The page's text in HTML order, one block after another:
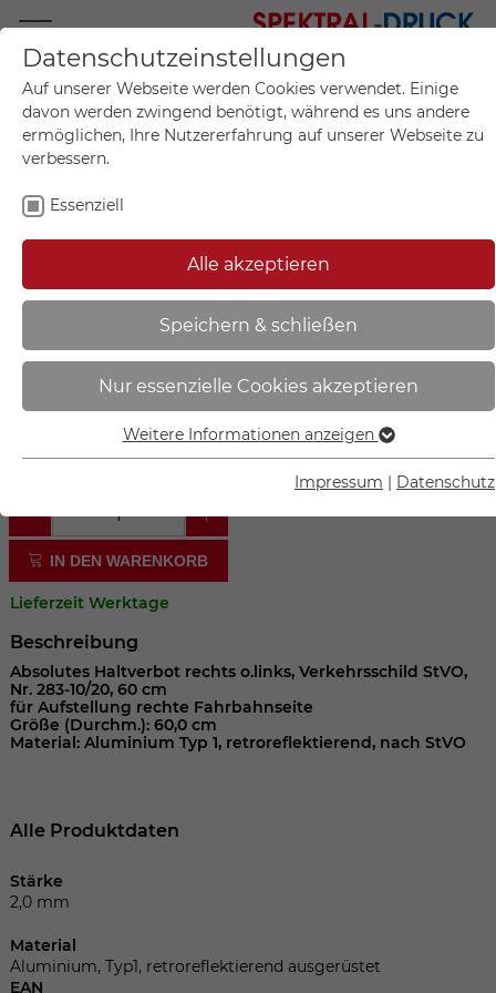
Mo.-Fr. 09:00-17:00
+49 (0)711 55 75 25
Mein Konto
Mein Warenkorb
Sie sind hier: Start
Verkehrsschild | Absolutes
Haltverbot Anfang / Ende VZ: 283-
10 - 53.5710
IN DEN WARENKORB
Lieferzeit Werktage
Beschreibung
Absolutes Haltverbot rechts o.links, Verkehrsschild StVO,
Nr. 283-10/20, 60 cm
für Aufstellung rechte Fahrbahnseite
Größe (Durchm.): 60,0 cm
Material: Aluminium Typ 1, retroreflektierend, nach StVO
Alle Produktdaten
Stärke
2,0 mm
Material
Aluminium, Typ1, retroreflektierend ausgerüstet
EAN
Datenschutzeinstellungen
Auf unserer Webseite werden Cookies verwendet. Einige
davon werden zwingend benötigt, während es uns andere
ermöglichen, Ihre Nutzererfahrung auf unserer Webseite zu
verbessern.
Essenziell
Alle akzeptieren
Speichern & schließen
Nur essenzielle Cookies akzeptieren
Essenziell
Essenzielle Cookies werden für grundlegende Funktionen
die Webseite einwandfrei funktioniert.
Name cookie_optin
Laufzeit 1 Jahr
Zweck
Dieses Cookie wird verwendet, um Ihre
Cookie-Einstellungen für diese Website
Anbieter
Laufzeit
Cookie-Informationen anzeigen
Weitere Informationen anzeigen
Impressum Datenschutz